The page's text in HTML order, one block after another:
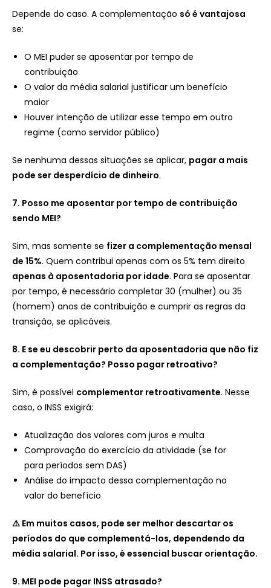
Depende do caso. A complementação só é vantajosa
se:
O MEI puder se aposentar por tempo de
contribuição
O valor da média salarial justificar um benefício
maior
Houver intenção de utilizar esse tempo em outro
regime (como servidor público)
Se nenhuma dessas situações se aplicar, pagar a mais
pode ser desperdício de dinheiro.
7. Posso me aposentar por tempo de contribuição
sendo MEI?
Sim, mas somente se fizer a complementação mensal
de 15%. Quem contribui apenas com os 5% tem direito
apenas à aposentadoria por idade. Para se aposentar
por tempo, é necessário completar 30 (mulher) ou 35
(homem) anos de contribuição e cumprir as regras da
transição, se aplicáveis.
8. E se eu descobrir perto da aposentadoria que não fiz
a complementação? Posso pagar retroativo?
Sim, é possível complementar retroativamente. Nesse
caso, o INSS exigirá:
Atualização dos valores com juros e multa
Comprovação do exercício da atividade (se for
para períodos sem DAS)
Análise do impacto dessa complementação no
valor do benefício
⚠️ Em muitos casos, pode ser melhor descartar os
períodos do que complementá-los, dependendo da
média salarial. Por isso, é essencial buscar orientação.
9. MEI pode pagar INSS atrasado?